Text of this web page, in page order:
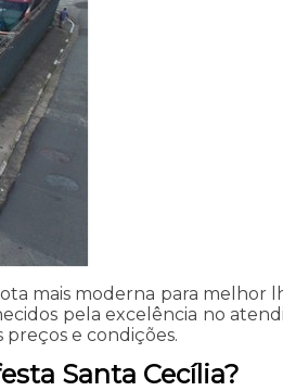
mais moderna para
pela excelência no
preços e condições.
Santa Cecília?